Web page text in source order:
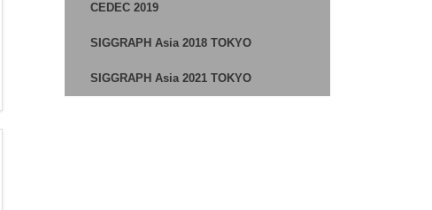
CEDEC 2019
SIGGRAPH Asia 2018 TOKYO
SIGGRAPH Asia 2021 TOKYO